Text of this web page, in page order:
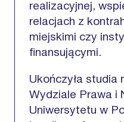
realizacyjnej,
relacjach z
miejskimi czy
finansującymi.
Ukończyła studia
Wydziale Prawa i
Uniwersytetu w